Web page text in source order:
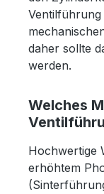
daher sollte
werden.
Welches
Hochwertige
erhöhtem